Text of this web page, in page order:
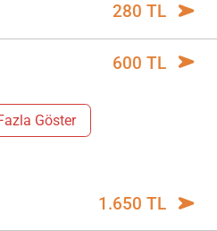
280 TL
600 TL
Göster
1.650 TL